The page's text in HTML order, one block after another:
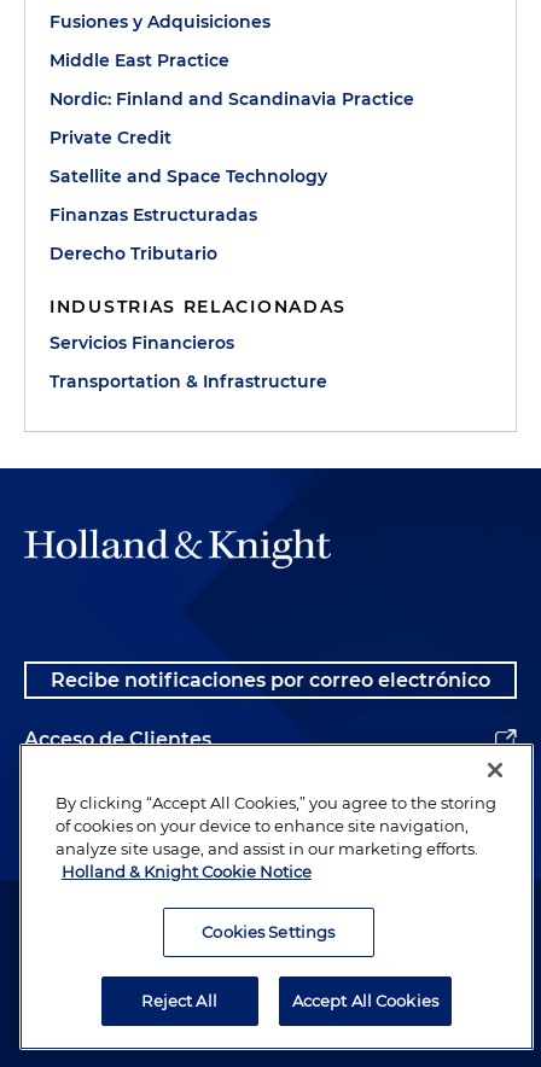
Fusiones y Adquisiciones
Middle East Practice
Nordic: Finland and Scandinavia Practice
Private Credit
Satellite and Space Technology
Finanzas Estructuradas
Derecho Tributario
INDUSTRIAS RELACIONADAS
Servicios Financieros
Transportation & Infrastructure
Recibe notificaciones por correo electrónico
Acceso de Clientes
Alumnos
Abogado publicitario. © 1996– 2026 Holland & Knight LLP. Todos los
Política de Privacidad
By clicking “Accept All Cookies,” you agree to the storing
of cookies on your device to enhance site navigation,
analyze site usage, and assist in our marketing efforts.
Holland & Knight Cookie Notice
Cookies Settings
Reject All Accept All Cookies